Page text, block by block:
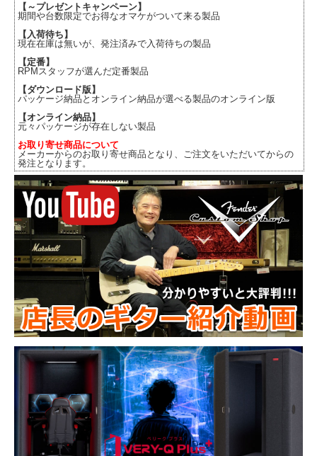
【～プレゼントキャンペーン】
期間や台数限定でお得なオマケがついて来る製品
【入荷待ち】
現在在庫は無いが、発注済みで入荷待ちの製品
【定番】
RPMスタッフが選んだ定番製品
【ダウンロード版】
パッケージ納品とオンライン納品が選べる製品のオンライン版
【オンライン納品】
元々パッケージが存在しない製品
お取り寄せ商品について
メーカーからのお取り寄せ商品となり、ご注文をいただいてからの
発注となります。